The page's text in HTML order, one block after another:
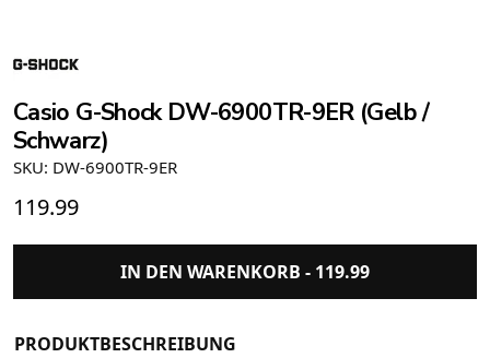
Casio G-Shock DW-6900TR-9ER (Gelb /
Schwarz)
SKU: DW-6900TR-9ER
119.99
IN DEN WARENKORB - 119.99
PRODUKTBESCHREIBUNG